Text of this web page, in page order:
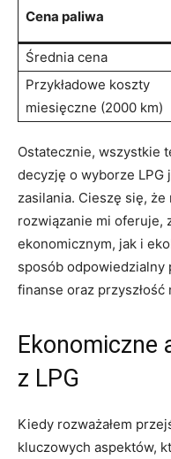
Cena paliwa
Średnia cena
Przykładowe koszty
miesięczne (2000 km)
Ostatecznie, wszystkie
decyzję o wyborze LPG
zasilania. Cieszę⁤ się,
rozwiązanie mi oferuje,
ekonomicznym, jak i
sposób odpowiedzialny
finanse oraz przyszłość
Ekonomiczne
z LPG
Kiedy rozważałem
kluczowych aspektów,